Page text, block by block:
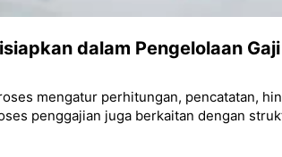
dalam Pengelolaan
mengatur perhitungan, pencatatan,
penggajian juga berkaitan dengan